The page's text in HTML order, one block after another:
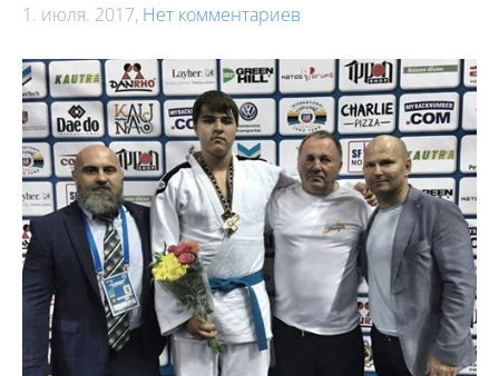
1. июля. 2017, Нет комментариев